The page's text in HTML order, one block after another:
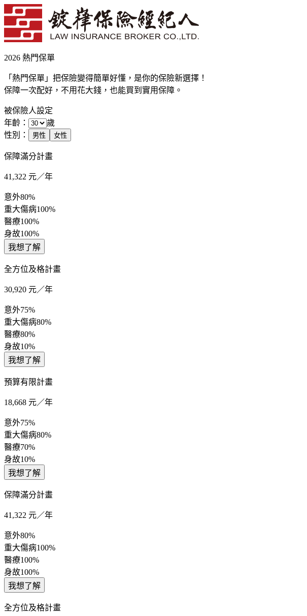
2026 熱門保單
「熱門保單」把保險變得簡單好懂，是你的保險新選擇！
保障一次配好，不用花大錢，也能買到實用保障。
被保險人設定
年齡：
歲
性別：
男性 女性
保障滿分計畫
41,322 元／年
意外80%
重大傷病100%
醫療100%
身故100%
我想了解
全方位及格計畫
30,920 元／年
意外75%
重大傷病80%
醫療80%
身故10%
我想了解
預算有限計畫
18,668 元／年
意外75%
重大傷病80%
醫療70%
身故10%
我想了解
保障滿分計畫
41,322 元／年
意外80%
重大傷病100%
醫療100%
身故100%
我想了解
全方位及格計畫